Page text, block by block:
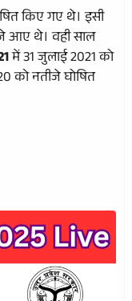
किए गए थे। इसी
आए थे। वही साल
में 31 जुलाई 2021 को
को नतीजे घोषित